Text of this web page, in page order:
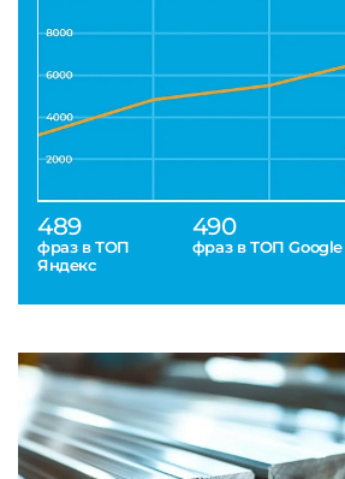
489
фраз в ТОП
Яндекс
490
фраз в ТОП Google